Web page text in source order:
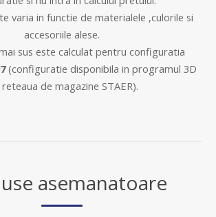
varia in functie de materialele ,culorile si
accesoriile alese.
sus este calculat pentru configuratia
(configuratie disponibila in programul 3D
de magazine STAER).
asemanatoare